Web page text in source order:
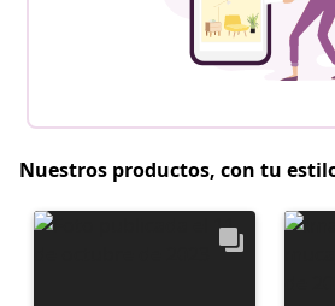
Nuestros productos, con tu